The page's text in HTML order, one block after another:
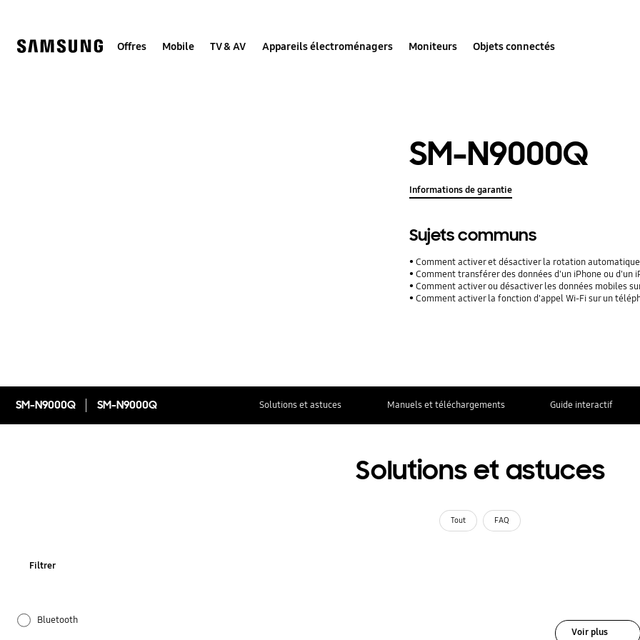
Offres Mobile TV & AV Appareils électroménagers Moniteurs Objets connectés
SM-N9000Q
Informations de garantie
Sujets communs
Comment activer et désactiver la rotation
Comment transférer des données d'un iPhone ou d'un
Comment activer ou désactiver les données mobiles
Comment activer la fonction d'appel Wi-Fi sur un
SM-N9000Q SM-N9000Q Solutions et astuces Manuels et téléchargements Guide interactif
Solutions et astuces
Tout FAQ
Filtrer
Bluetooth
Voir plus